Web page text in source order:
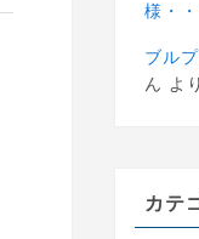
様・・
ブル
ん より
カテ